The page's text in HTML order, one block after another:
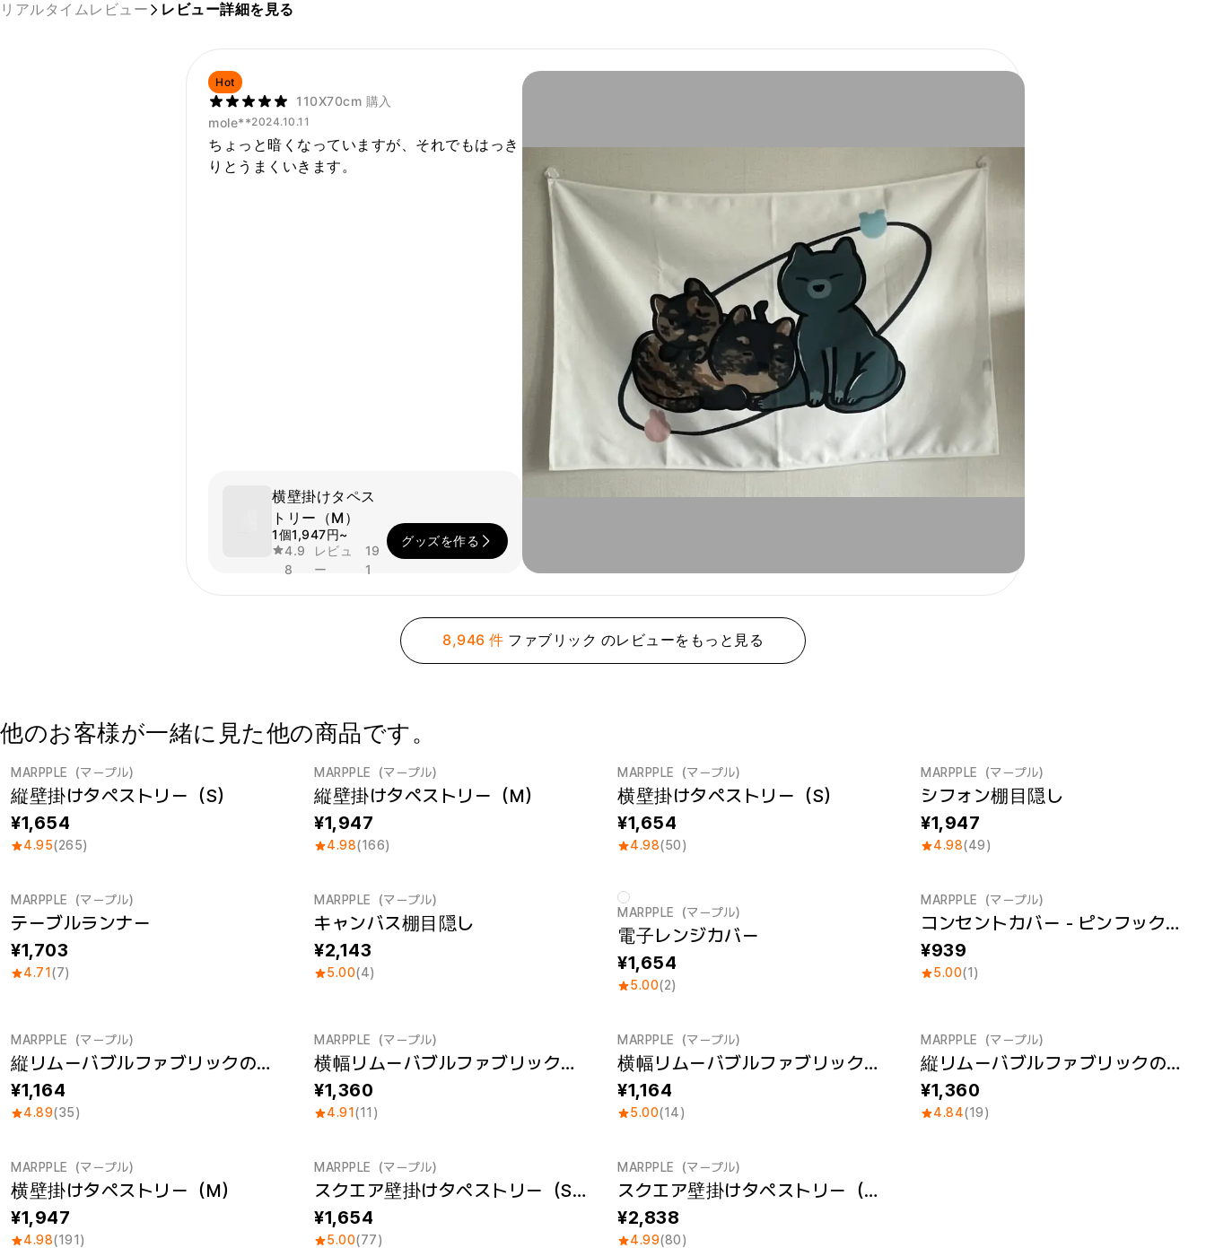
リアルタイムレビュー レビュー詳細を見る
Hot
110X70cm 購入
mole**2024.10.11
ちょっと暗くなっていますが、それでもはっき
りとうまくいきます。
横壁掛けタペス
トリー（M）
1個1,947円~
4.9
8
レビュ
ー
19
1
グッズを作る
8,946 件 ファブリック のレビューをもっと見る
他のお客様が一緒に見た他の商品です。
マープルファブリック/カバー1位
MARPPLE（マープル）
縦壁掛けタペストリー（S）
1,654
4.95(265)
MARPPLE（マープル）
縦壁掛けタペストリー（M）
1,947
4.98(166)
MARPPLE（マープル）
横壁掛けタペストリー（S）
1,654
4.98(50)
MARPPLE（マープル）
シフォン棚目隠し
1,947
4.98(49)
MARPPLE（マープル）
テーブルランナー
1,703
4.71 (7)
MARPPLE（マープル）
キャンバス棚目隠し
2,143
5.00(4)
MARPPLE（マープル）
電子レンジカバー
1,654
5.00(2)
MARPPLE（マープル）
コンセントカバー - ピンフック含め
939
5.00(1)
MARPPLE（マープル）
縦リムーバブルファブリックのポスター (A3)
1,164
4.89(35)
MARPPLE（マープル）
横幅リムーバブルファブリックのポスター (A2)
1,360
4.91 (11)
MARPPLE（マープル）
横幅リムーバブルファブリックのポスター (A3)
1,164
5.00(14)
MARPPLE（マープル）
縦リムーバブルファブリックのポスター (A2)
1,360
4.84(19)
MARPPLE（マープル）
横壁掛けタペストリー（M）
1,947
4.98(191)
MARPPLE（マープル）
スクエア壁掛けタペストリー（S）
1,654
5.00(77)
MARPPLE（マープル）
スクエア壁掛けタペストリー（M）
2,838
4.99(80)